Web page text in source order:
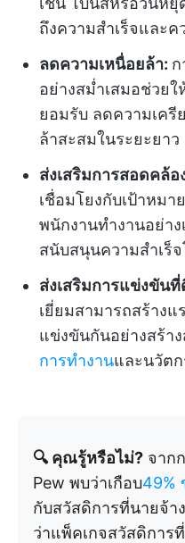
ถึงความสำเร็จและค
ลดความเหนื่อยล้า: ก
อย่างสม่ำเสมอช่วย
ยอมรับ ลดความเครี
ล้าสะสมในระยะยาว
ส่งเสริมการสอดคล้อ
เชื่อมโยงกับเป้าหม
พนักงานทำงานอย่า
สนับสนุนความสำเร็
ส่งเสริมการแข่งขันที่
เยี่ยมสามารถสร้าง
แข่งขันกันอย่างสร้า
การทำงานและนวัตก
🔍 คุณรู้หรือไม่? จาก
Pew พบว่าเกือบ49%
กับสวัสดิการที่นายจ้า
ว่าแพ็คเกจสวัสดิการ